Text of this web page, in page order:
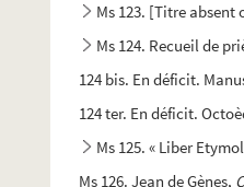
Ms 123. [Titre absent
Ms 124. Recueil de
124 bis. En déficit.
124 ter. En déficit.
Ms 125. « Liber
Ms 126. Jean de Gènes,